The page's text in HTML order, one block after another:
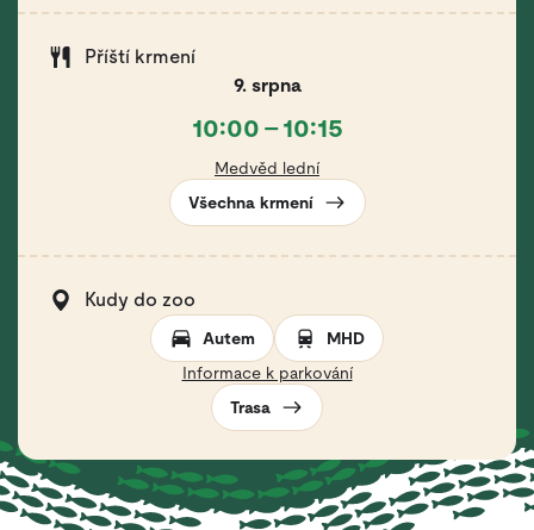
Příští krmení
9. srpna
10:00 – 10:15
Medvěd lední
Všechna krmení
Kudy do zoo
Autem
MHD
Informace k parkování
Trasa